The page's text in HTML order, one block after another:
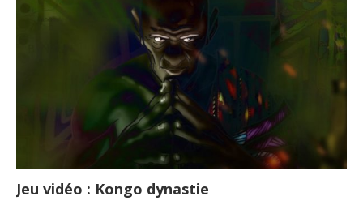
Jeu vidéo : Kongo dynastie